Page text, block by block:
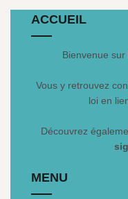
ACCUEIL
Bienvenue
Vous y retrouvez
loi en
Découvrez
MENU